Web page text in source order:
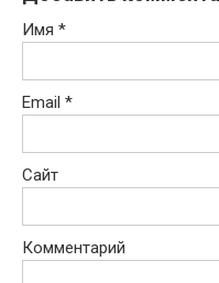
Имя *
Email *
Сайт
Комментарий